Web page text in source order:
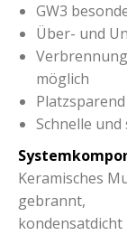
GW3
Über- und
möglich
Schnelle
Keramisches
gebrannt,